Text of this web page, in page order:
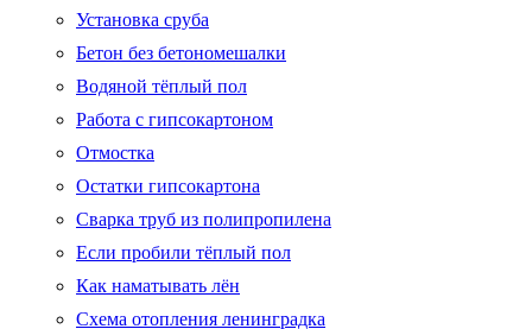
Установка сруба
Бетон без бетономешалки
Водяной тёплый пол
Работа с гипсокартоном
Отмостка
Остатки гипсокартона
Сварка труб из полипропилена
Если пробили тёплый пол
Как наматывать лён
Схема отопления ленинградка